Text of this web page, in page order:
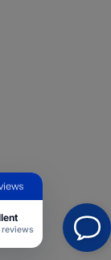
reviews